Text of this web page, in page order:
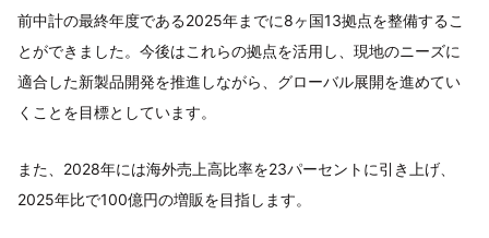
前中計の最終年度である2025年までに8ヶ国13拠点を整備するこ
とができました。今後はこれらの拠点を活用し、現地のニーズに
適合した新製品開発を推進しながら、グローバル展開を進めてい
くことを目標としています。
また、2028年には海外売上高比率を23パーセントに引き上げ、
2025年比で100億円の増販を目指します。